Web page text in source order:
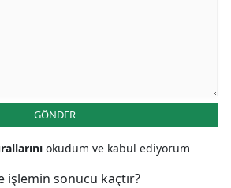
GÖNDER
okudum ve kabul ediyorum
işlemin sonucu kaçtır?